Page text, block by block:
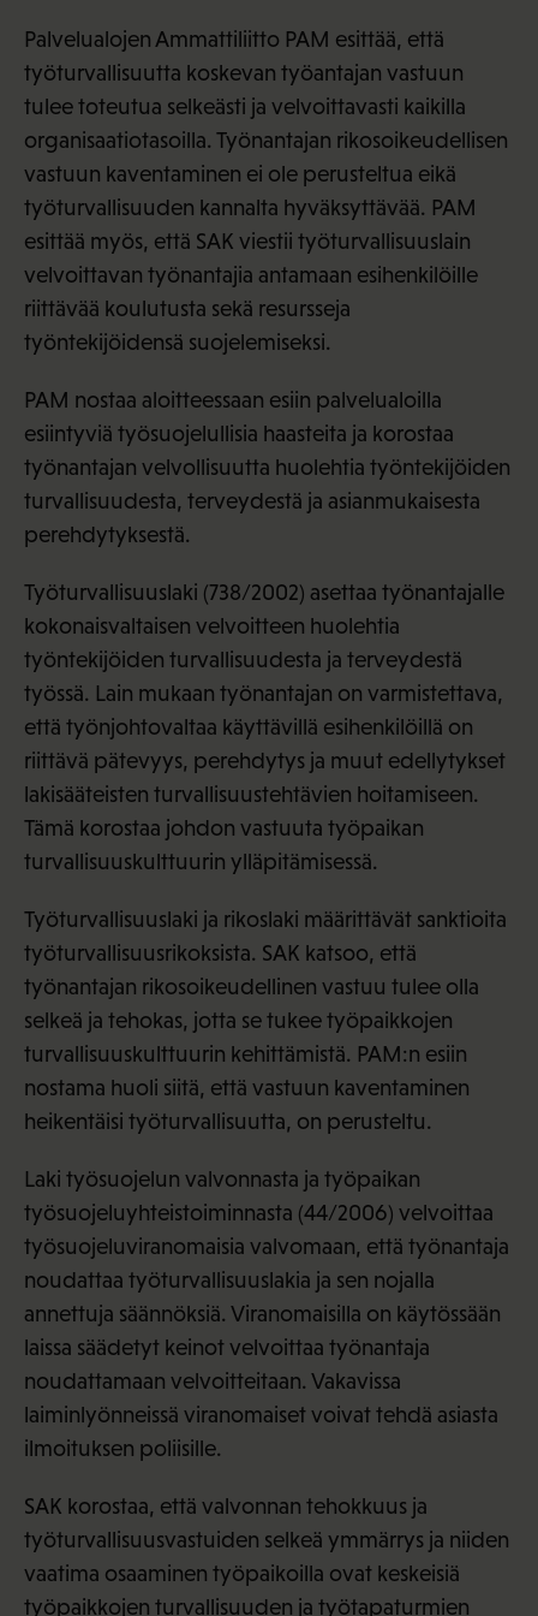
Palvelualojen Ammattiliitto PAM esittää, että
työturvallisuutta koskevan työantajan vastuun
tulee toteutua selkeästi ja velvoittavasti kaikilla
organisaatiotasoilla. Työnantajan rikosoikeudellisen
vastuun kaventaminen ei ole perusteltua eikä
työturvallisuuden kannalta hyväksyttävää. PAM
esittää myös, että SAK viestii työturvallisuuslain
velvoittavan työnantajia antamaan esihenkilöille
riittävää koulutusta sekä resursseja
työntekijöidensä suojelemiseksi.
PAM nostaa aloitteessaan esiin palvelualoilla
esiintyviä työsuojelullisia haasteita ja korostaa
työnantajan velvollisuutta huolehtia työntekijöiden
turvallisuudesta, terveydestä ja asianmukaisesta
perehdytyksestä.
Työturvallisuuslaki (738/2002) asettaa työnantajalle
kokonaisvaltaisen velvoitteen huolehtia
työntekijöiden turvallisuudesta ja terveydestä
työssä. Lain mukaan työnantajan on varmistettava,
että työnjohtovaltaa käyttävillä esihenkilöillä on
riittävä pätevyys, perehdytys ja muut edellytykset
lakisääteisten turvallisuustehtävien hoitamiseen.
Tämä korostaa johdon vastuuta työpaikan
turvallisuuskulttuurin ylläpitämisessä.
Työturvallisuuslaki ja rikoslaki määrittävät sanktioita
työturvallisuusrikoksista. SAK katsoo, että
työnantajan rikosoikeudellinen vastuu tulee olla
selkeä ja tehokas, jotta se tukee työpaikkojen
turvallisuuskulttuurin kehittämistä. PAM:n esiin
nostama huoli siitä, että vastuun kaventaminen
heikentäisi työturvallisuutta, on perusteltu.
Laki työsuojelun valvonnasta ja työpaikan
työsuojeluyhteistoiminnasta (44/2006) velvoittaa
työsuojeluviranomaisia valvomaan, että työnantaja
noudattaa työturvallisuuslakia ja sen nojalla
annettuja säännöksiä. Viranomaisilla on käytössään
laissa säädetyt keinot velvoittaa työnantaja
noudattamaan velvoitteitaan. Vakavissa
laiminlyönneissä viranomaiset voivat tehdä asiasta
ilmoituksen poliisille.
SAK korostaa, että valvonnan tehokkuus ja
työturvallisuusvastuiden selkeä ymmärrys ja niiden
vaatima osaaminen työpaikoilla ovat keskeisiä
työpaikkojen turvallisuuden ja työtapaturmien